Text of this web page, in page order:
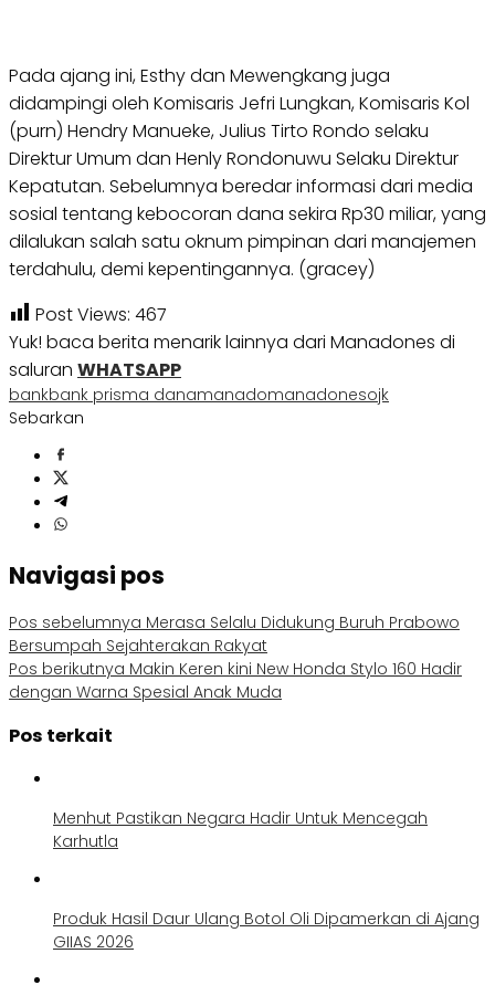
Pada ajang ini, Esthy dan Mewengkang juga
didampingi oleh Komisaris Jefri Lungkan, Komisaris Kol
(purn) Hendry Manueke, Julius Tirto Rondo selaku
Direktur Umum dan Henly Rondonuwu Selaku Direktur
Kepatutan. Sebelumnya beredar informasi dari media
sosial tentang kebocoran dana sekira Rp30 miliar, yang
dilalukan salah satu oknum pimpinan dari manajemen
terdahulu, demi kepentingannya. (gracey)
Post Views: 467
Yuk! baca berita menarik lainnya dari Manadones di
saluran WHATSAPP
bankbank prisma danamanadomanadonesojk
Sebarkan
Navigasi pos
Pos sebelumnya Merasa Selalu Didukung Buruh Prabowo
Bersumpah Sejahterakan Rakyat
Pos berikutnya Makin Keren kini New Honda Stylo 160 Hadir
dengan Warna Spesial Anak Muda
Pos terkait
Menhut Pastikan Negara Hadir Untuk Mencegah
Karhutla
Produk Hasil Daur Ulang Botol Oli Dipamerkan di Ajang
GIIAS 2026